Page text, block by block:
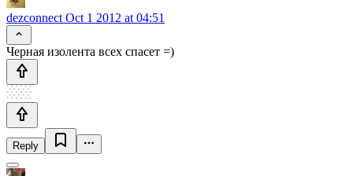
dezconnect Oct 1 2012 at 04:51
Черная изолента всех спасет =)
Reply